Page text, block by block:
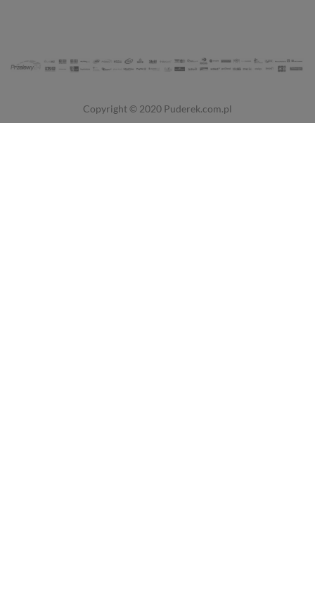
Copyright © 2020 Puderek.com.pl